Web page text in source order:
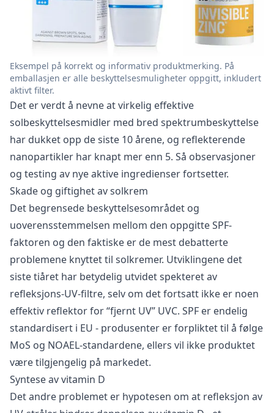
Eksempel på korrekt og informativ produktmerking. På
emballasjen er alle beskyttelsesmuligheter oppgitt, inkludert
aktivt filter.
Det er verdt å nevne at virkelig effektive
solbeskyttelsesmidler med bred spektrumbeskyttelse
har dukket opp de siste 10 årene, og reflekterende
nanopartikler har knapt mer enn 5. Så observasjoner
og testing av nye aktive ingredienser fortsetter.
Skade og giftighet av solkrem
Det begrensede beskyttelsesområdet og
uoverensstemmelsen mellom den oppgitte SPF-
faktoren og den faktiske er de mest debatterte
problemene knyttet til solkremer. Utviklingene det
siste tiåret har betydelig utvidet spekteret av
refleksjons-UV-filtre, selv om det fortsatt ikke er noen
effektiv reflektor for “fjernt UV” UVC. SPF er endelig
standardisert i EU - produsenter er forpliktet til å følge
MoS og NOAEL-standardene, ellers vil ikke produktet
være tilgjengelig på markedet.
Syntese av vitamin D
Det andre problemet er hypotesen om at refleksjon av